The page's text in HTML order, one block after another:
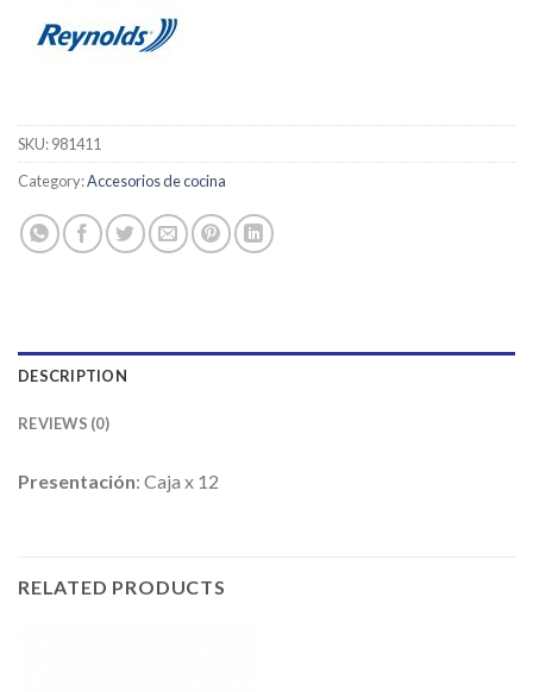
SKU:981411
Category:Accesorios de cocina
DESCRIPTION
REVIEWS (0)
Presentación: Caja x 12
RELATED PRODUCTS